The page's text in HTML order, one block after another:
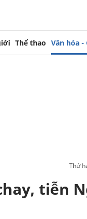
Thể thao Văn hóa -
thứ
tiễn